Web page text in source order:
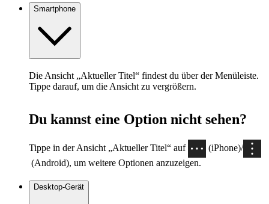
Smartphone
Die Ansicht „Aktueller Titel“ findest du über der Menüleiste.
Tippe darauf, um die Ansicht zu vergrößern.
Du kannst eine Option nicht sehen?
Tippe in der Ansicht „Aktueller Titel“ auf
(iPhone)/
(Android), um weitere Optionen anzuzeigen.
Desktop-Gerät